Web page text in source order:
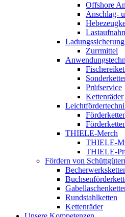
Offshore
Anschlag-
Ladungssicherung
Zurrmittel
Prüfservice
Kettenräder
THIELE-Merch
THIELE-
THIELE-
Fördern von
Rundstahlketten
Kettenräder